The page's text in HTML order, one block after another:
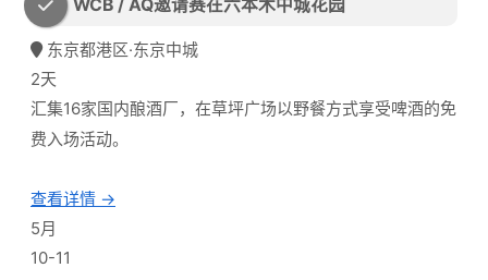
WCB / AQ邀请赛在六本木中城花园
东京都港区·东京中城
2天
汇集16家国内酿酒厂，在草坪广场以野餐方式享受啤酒的免
费入场活动。
查看详情 →
5月
10-11